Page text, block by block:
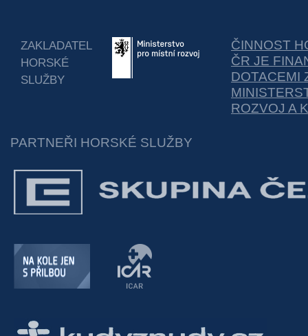
ZAKLADATEL
HORSKÉ
SLUŽBY
ČINNOST
ČR JE
DOTACEMI
ROZVOJ A
PARTNEŘI HORSKÉ SLUŽBY